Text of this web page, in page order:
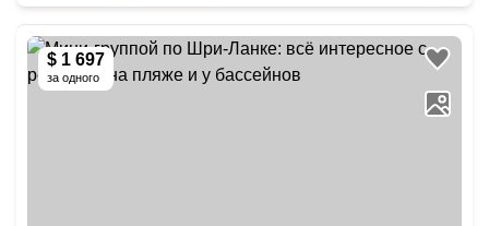
$ 1 697
за одного